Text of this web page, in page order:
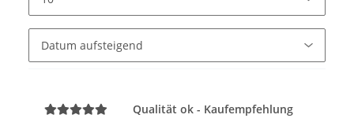
Qualität ok - Kaufempfehlung